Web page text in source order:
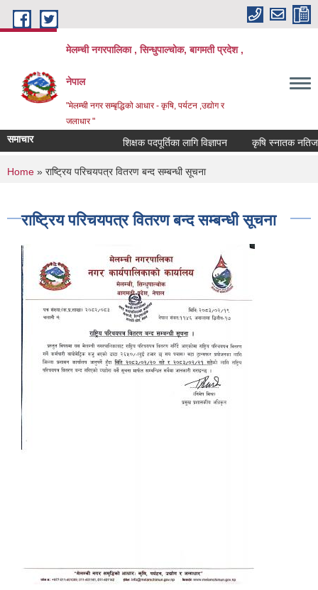
Skip to main content
मेलम्ची नगरपालिका , सिन्धुपाल्चोक, बागमती प्रदेश ,
नेपाल
"मेलम्ची नगर सम्बृद्धिको आधार - कृषि, पर्यटन ,उद्योग र
जलाधार "
समाचार शिक्षक पदपूर्तिका लागि विज्ञापन कृषि स्नातक नतिजा
You are here
Home » राष्ट्रिय परिचयपत्र वितरण बन्द सम्बन्धी सूचना
राष्ट्रिय परिचयपत्र वितरण बन्द सम्बन्धी सूचना